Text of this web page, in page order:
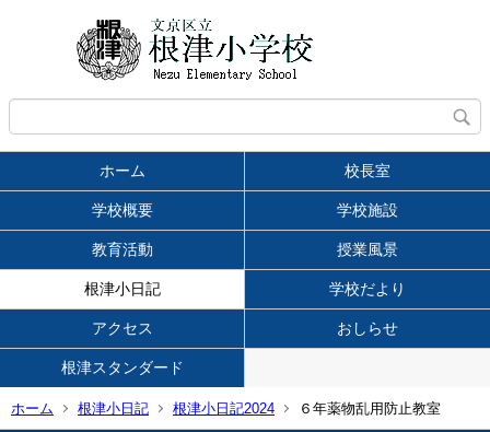
ホーム 校長室
学校概要 学校施設
教育活動 授業風景
根津小日記 学校だより
アクセス おしらせ
根津スタンダード
ホーム 根津小日記 根津小日記2024 ６年薬物乱用防止教室